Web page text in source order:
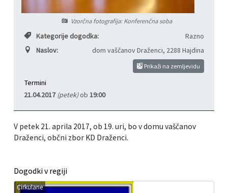
Vzorčna fotografija: Konferenčna soba
Kategorije dogodka:
Razno
Naslov:
dom vaščanov Draženci, 2288 Hajdina
Prikaži na zemljevidu
Termini
21.04.2017(petek)ob 19:00
V petek 21. aprila 2017, ob 19. uri, bo v domu vaščanov
Draženci, občni zbor KD Draženci.
Dogodki v regiji
Cirkulane
Informacije javnega značaja
Vizitka občine
Javni razpisi, natečaji, namere...
Projekti in investicije
Napovedniki SIP TV